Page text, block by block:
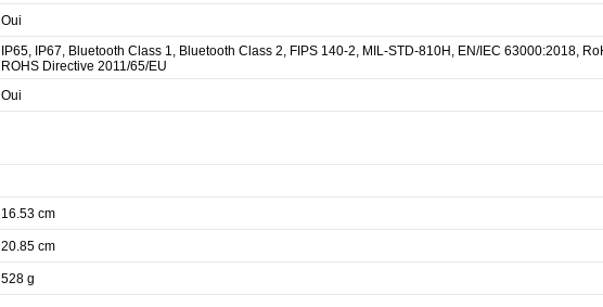
Oui
IP65, IP67, Bluetooth Class 1, Bluetooth Class 2, FIPS 140-2, MIL-STD-810H, EN/IEC 63000:2018,
ROHS Directive 2011/65/EU
Oui
16.53 cm
20.85 cm
528 g